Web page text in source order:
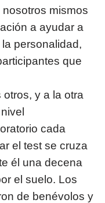
mismos
a ayudar a
personalidad,
que
y a la otra
cada
el test se cruza
él una decena
el suelo. Los
de benévolos y